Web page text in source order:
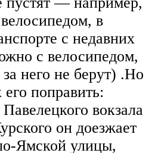
в
с недавних
с велосипедом,
него не берут) .Но
поправить:
вокзала
он доезжает
Ямской улицы,